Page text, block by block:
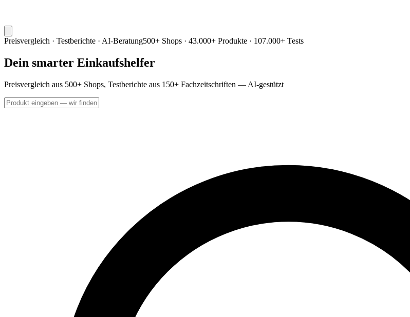
Preisvergleich · Testberichte · AI-Beratung500+ Shops · 43.000+ Produkte · 107.000+ Tests
Dein smarter Einkaufshelfer
Preisvergleich aus 500+ Shops, Testberichte aus 150+ Fachzeitschriften — AI-gestützt